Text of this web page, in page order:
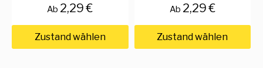
Ab 2,29 €
Zustand wählen
Ab 2,29 €
Zustand wählen